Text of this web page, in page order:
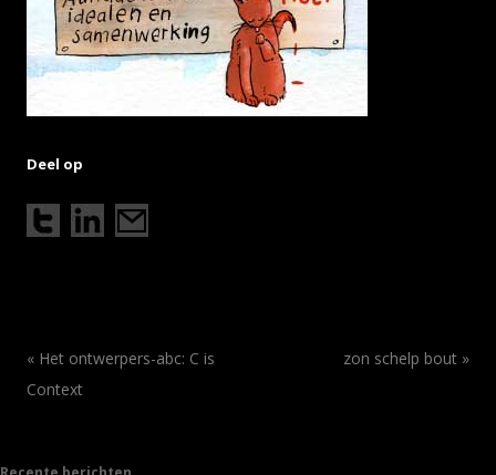
Deel op
Berichtnavigatie
« Het ontwerpers-abc: C is
Context
zon schelp bout »